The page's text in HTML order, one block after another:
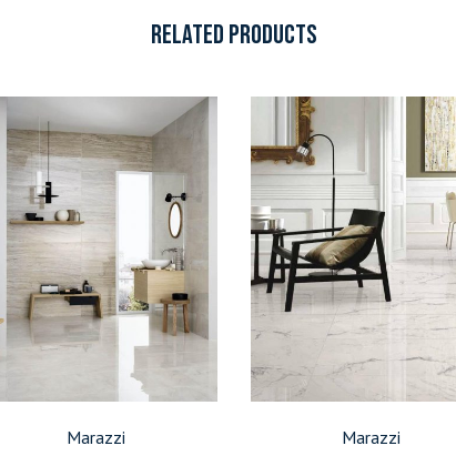
RELATED PRODUCTS
Marazzi Marazzi